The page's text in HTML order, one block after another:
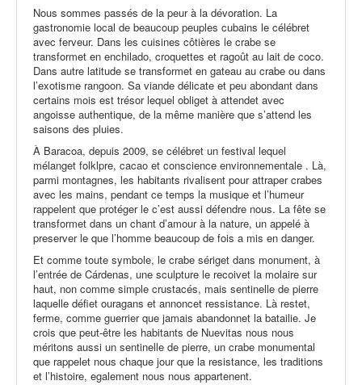
Nous sommes passés de la peur à la dévoration. La
gastronomie local de beaucoup peuples cubains le célébret
avec ferveur. Dans les cuisines côtières le crabe se
transformet en enchilado, croquettes et ragoût au lait de coco.
Dans autre latitude se transformet en gateau au crabe ou dans
l’exotisme rangoon. Sa viande délicate et peu abondant dans
certains mois est trésor lequel obliget à attendet avec
angoisse authentique, de la même manière que s’attend les
saisons des pluies.
À Baracoa, depuis 2009, se célébret un festival lequel
mélanget folklpre, cacao et conscience environnementale . Là,
parmi montagnes, les habitants rivalisent pour attraper crabes
avec les mains, pendant ce temps la musique et l’humeur
rappelent que protéger le c’est aussi défendre nous. La fête se
transformet dans un chant d’amour à la nature, un appelé à
preserver le que l’homme beaucoup de fois a mis en danger.
Et comme toute symbole, le crabe sériget dans monument, à
l’entrée de Cárdenas, une sculpture le recoivet la molaire sur
haut, non comme simple crustacés, mais sentinelle de pierre
laquelle défiet ouragans et annoncet ressistance. Là restet,
ferme, comme guerrier que jamais abandonnet la batailie. Je
crois que peut-être les habitants de Nuevitas nous nous
méritons aussi un sentinelle de pierre, un crabe monumental
que rappelet nous chaque jour que la resistance, les traditions
et l’histoire, egalement nous nous appartenent.